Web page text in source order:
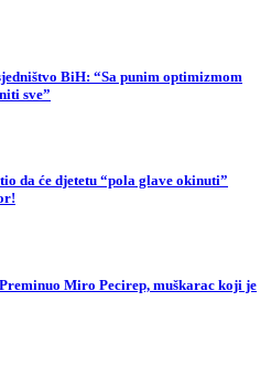
BiH: “Sa punim optimizmom
sve”
da će djetetu “pola glave okinuti”
Miro Pecirep, muškarac koji je